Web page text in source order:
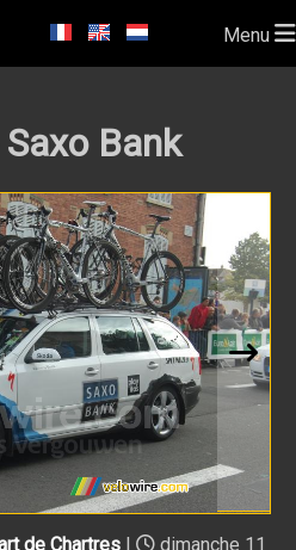
Menu
Bank
de Chartres |
dimanche 11